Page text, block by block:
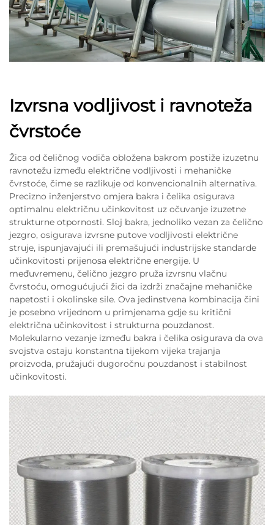
Izvrsna vodljivost i ravnoteža
čvrstoće
Žica od čeličnog vodiča obložena bakrom postiže izuzetnu
ravnotežu između električne vodljivosti i mehaničke
čvrstoće, čime se razlikuje od konvencionalnih alternativa.
Precizno inženjerstvo omjera bakra i čelika osigurava
optimalnu električnu učinkovitost uz očuvanje izuzetne
strukturne otpornosti. Sloj bakra, jednoliko vezan za čelično
jezgro, osigurava izvrsne putove vodljivosti električne
struje, ispunjavajući ili premašujući industrijske standarde
učinkovitosti prijenosa električne energije. U
međuvremenu, čelično jezgro pruža izvrsnu vlačnu
čvrstoću, omogućujući žici da izdrži značajne mehaničke
napetosti i okolinske sile. Ova jedinstvena kombinacija čini
je posebno vrijednom u primjenama gdje su kritični
električna učinkovitost i strukturna pouzdanost.
Molekularno vezanje između bakra i čelika osigurava da ova
svojstva ostaju konstantna tijekom vijeka trajanja
proizvoda, pružajući dugoročnu pouzdanost i stabilnost
učinkovitosti.